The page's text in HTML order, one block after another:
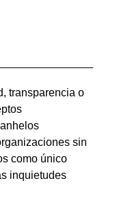
transparencia o
sin
como único
inquietudes